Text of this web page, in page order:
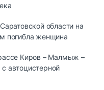
области на
погибла женщина
Киров – Малмыж –
автоцистерной